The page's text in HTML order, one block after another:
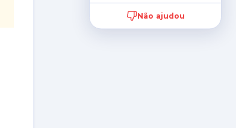
Não ajudou